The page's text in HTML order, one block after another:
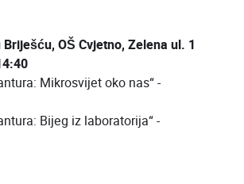
Briješću, OŠ Cvjetno, Zelena ul. 1
Mikrosvijet oko nas“ -
Bijeg iz laboratorija“ -